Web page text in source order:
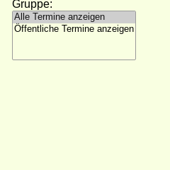
Gruppe: